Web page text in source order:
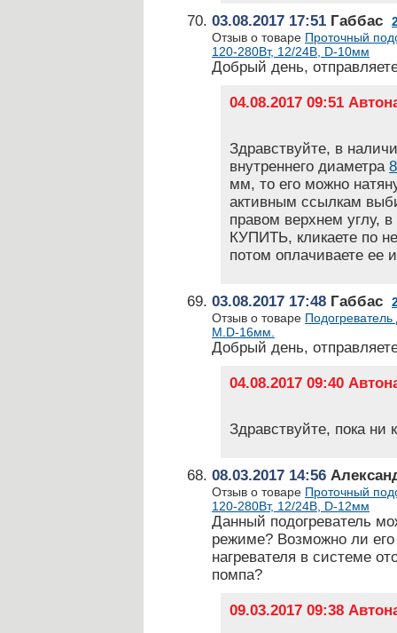
03.08.2017 17:51 Габбас
Отзыв о товаре Проточный
120-280Вт, 12/24В, D-10мм
Добрый день,
04.08.2017 09:51
Здравствуйте, в
внутреннего диаметра
мм, то его можно
активным ссылкам
правом верхнем углу,
КУПИТЬ, кликаете по
потом оплачиваете ее
03.08.2017 17:48 Габбас
Отзыв о товаре
М.D-16мм.
Добрый день,
04.08.2017 09:40
Здравствуйте, пока ни
08.03.2017 14:56
Отзыв о товаре Проточный
120-280Вт, 12/24В, D-12мм
Данный подогреватель
режиме? Возможно ли его
нагревателя в системе
помпа?
09.03.2017 09:38